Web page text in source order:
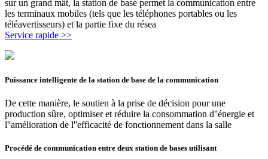
sur un grand mât, la station de base permet la communication entre
les terminaux mobiles (tels que les téléphones portables ou les
téléavertisseurs) et la partie fixe du résea
Service rapide >>
Puissance intelligente de la station de base de la communication
De cette manière, le soutien à la prise de décision pour une
production sûre, optimiser et réduire la consommation d''énergie et
l''amélioration de l''efficacité de fonctionnement dans la salle
Procédé de communication entre deux station de bases utilisant